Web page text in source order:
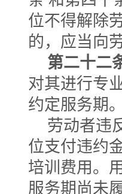
位不得解除
的，应当向
第二十二
对其进行专
约定服务期。
劳动者违
位支付违约
培训费用。
服务期尚未